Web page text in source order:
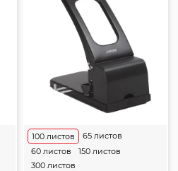
100 листов
65 листов
60 листов
150 листов
300 листов